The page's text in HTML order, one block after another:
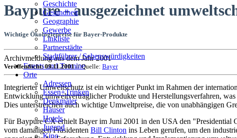
Geschichte
Gesundheit
Geographie
Gewerbe
Linkliste
Partnerstädte
Stadtführer / Sehenswürdigkeiten
Stadtplan
Stadtteile
Sport
Who is who
Wohnen
Events und Termine
Orte
Adressen
Essen+Trinken
Denkmäler
Häuser
Hotels
Jugend
Kino
Baypure - ausgezeichnet
Wichtige Ökologiepreise für Bayer-Produkte
Archivmeldung aus dem Jahr 2001
Veröffentlicht: 09.11.2001// Quelle: Bayer
Integrierter Umweltschutz ist ein wichtiger Punkt im Rahmen der
Entwicklung umweltverträglicher Produkte und Herstellungsverfahren,
Dies unterstreichen auch wichtige Umweltpreise, die von unabhängigen
Für Baypure CX erhielt Bayer im Juni 2001 in den USA den
vom damaligen Präsidenten Bill Clinton ins Leben gerufen, um den